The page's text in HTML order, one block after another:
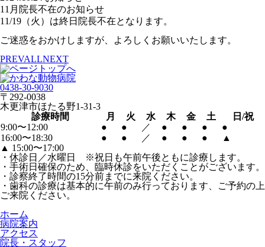
11月院長不在のお知らせ
11/19（火）は終日院長不在となります。
ご迷惑をおかけしますが、よろしくお願いいたします。
PREVALLNEXT
0438-30-9030
〒292-0038
木更津市ほたる野1-31-3
診療時間
月 火 水 木 金 土
日/祝
9:00〜12:00
● ● ／ ● ● ●
●
16:00〜18:30
● ● ／ ● ● ●
▲
▲ 15:00〜17:00
・休診日／水曜日 ※祝日も午前午後ともに診療します。
・手術日確保のため、臨時休診をいただくことがございます。
・診察終了時間の15分前までに来院ください。
・歯科の診療は基本的に午前のみ行っております、ご予約の上
ご来院ください。
ホーム
病院案内
アクセス
院長・スタッフ